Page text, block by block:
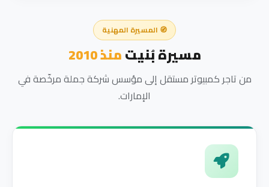
🧭 المسيرة المهنية
مسيرة بُنيتمنذ 2010
من تاجر كمبيوتر مستقل إلى مؤسس شركة جملة مرخّصة في
الإمارات.